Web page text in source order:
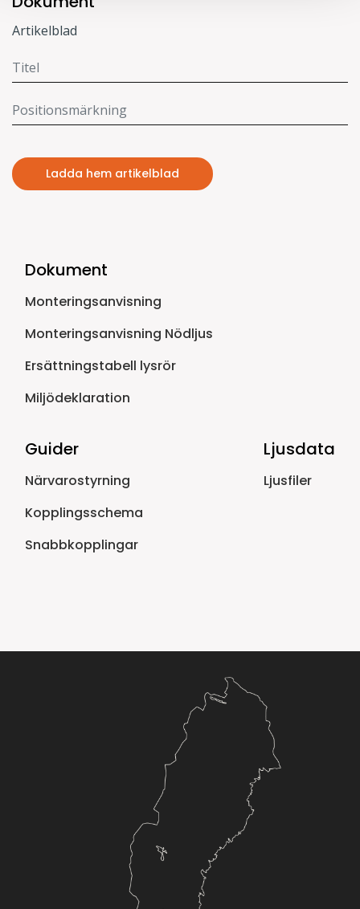
Artikelblad
Ladda hem artikelblad
Dokument
Monteringsanvisning
Monteringsanvisning Nödljus
Ersättningstabell lysrör
Miljödeklaration
Guider
Närvarostyrning
Kopplingsschema
Snabbkopplingar
Ljusdata
Ljusfiler